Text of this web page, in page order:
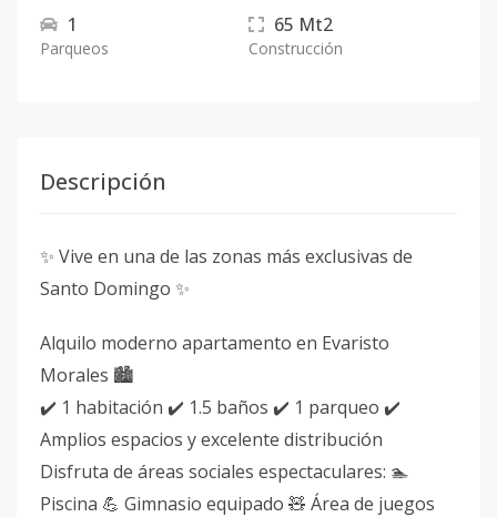
1
Parqueos
65 Mt2
Construcción
Descripción
✨ Vive en una de las zonas más exclusivas de
Santo Domingo ✨
Alquilo moderno apartamento en Evaristo
Morales 🏙️
✔️ 1 habitación ✔️ 1.5 baños ✔️ 1 parqueo ✔️
Amplios espacios y excelente distribución
Disfruta de áreas sociales espectaculares: 🏊
Piscina 💪 Gimnasio equipado 🧸 Área de juegos